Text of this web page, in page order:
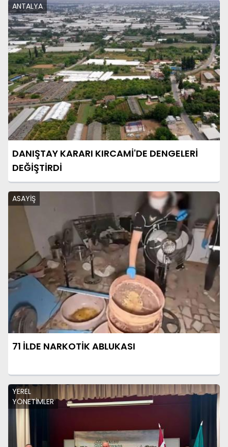
ANTALYA
DANIŞTAY KARARI KIRCAMİ'DE DENGELERİ
DEĞİŞTİRDİ
ASAYİŞ
71 İLDE NARKOTİK ABLUKASI
YEREL
YÖNETİMLER